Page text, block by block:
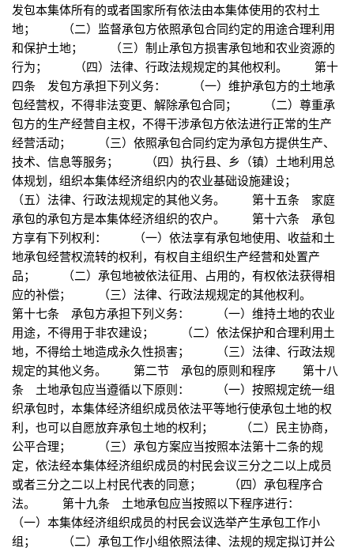
发包本集体所有的或者国家所有依法由本集体使用的农村土
地； （二）监督承包方依照承包合同约定的用途合理利用
和保护土地； （三）制止承包方损害承包地和农业资源的
行为； （四）法律、行政法规规定的其他权利。 第十
四条 发包方承担下列义务： （一）维护承包方的土地承
包经营权，不得非法变更、解除承包合同； （二）尊重承
包方的生产经营自主权，不得干涉承包方依法进行正常的生产
经营活动； （三）依照承包合同约定为承包方提供生产、
技术、信息等服务； （四）执行县、乡（镇）土地利用总
体规划，组织本集体经济组织内的农业基础设施建设；
（五）法律、行政法规规定的其他义务。 第十五条 家庭
承包的承包方是本集体经济组织的农户。 第十六条 承包
方享有下列权利： （一）依法享有承包地使用、收益和土
地承包经营权流转的权利，有权自主组织生产经营和处置产
品； （二）承包地被依法征用、占用的，有权依法获得相
应的补偿； （三）法律、行政法规规定的其他权利。
第十七条 承包方承担下列义务： （一）维持土地的农业
用途，不得用于非农建设； （二）依法保护和合理利用土
地，不得给土地造成永久性损害； （三）法律、行政法规
规定的其他义务。 第二节 承包的原则和程序 第十八
条 土地承包应当遵循以下原则： （一）按照规定统一组
织承包时，本集体经济组织成员依法平等地行使承包土地的权
利，也可以自愿放弃承包土地的权利； （二）民主协商，
公平合理； （三）承包方案应当按照本法第十二条的规
定，依法经本集体经济组织成员的村民会议三分之二以上成员
或者三分之二以上村民代表的同意； （四）承包程序合
法。 第十九条 土地承包应当按照以下程序进行：
（一）本集体经济组织成员的村民会议选举产生承包工作小
组； （二）承包工作小组依照法律、法规的规定拟订并公